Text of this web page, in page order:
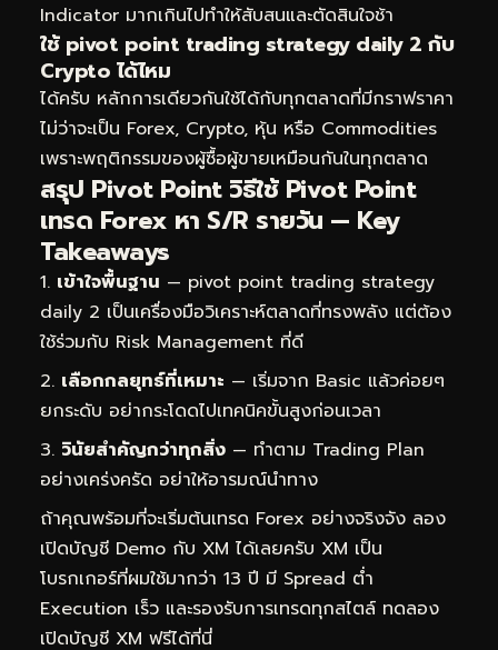
Indicator มากเกินไปทำให้สับสนและตัดสินใจช้า
ใช้ pivot point trading strategy daily 2 กับ
Crypto ได้ไหม
ได้ครับ หลักการเดียวกันใช้ได้กับทุกตลาดที่มีกราฟราคา
ไม่ว่าจะเป็น Forex, Crypto, หุ้น หรือ Commodities
เพราะพฤติกรรมของผู้ซื้อผู้ขายเหมือนกันในทุกตลาด
สรุป Pivot Point วิธีใช้ Pivot Point
เทรด Forex หา S/R รายวัน — Key
Takeaways
เข้าใจพื้นฐาน — pivot point trading strategy
daily 2 เป็นเครื่องมือวิเคราะห์ตลาดที่ทรงพลัง แต่ต้อง
ใช้ร่วมกับ Risk Management ที่ดี
เลือกกลยุทธ์ที่เหมาะ — เริ่มจาก Basic แล้วค่อยๆ
ยกระดับ อย่ากระโดดไปเทคนิคขั้นสูงก่อนเวลา
วินัยสำคัญกว่าทุกสิ่ง — ทำตาม Trading Plan
อย่างเคร่งครัด อย่าให้อารมณ์นำทาง
ถ้าคุณพร้อมที่จะเริ่มต้นเทรด Forex อย่างจริงจัง ลอง
เปิดบัญชี Demo กับ XM ได้เลยครับ XM เป็น
โบรกเกอร์ที่ผมใช้มากว่า 13 ปี มี Spread ต่ำ
Execution เร็ว และรองรับการเทรดทุกสไตล์ ทดลอง
เปิดบัญชี XM ฟรีได้ที่นี่